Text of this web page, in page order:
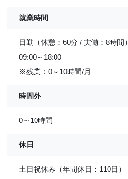
就業時間
日勤（休憩：60分 / 実働：8時間）
09:00～18:00
※残業：0～10時間/月
時間外
0～10時間
休日
土日祝休み（年間休日：110日）